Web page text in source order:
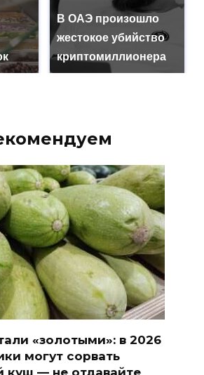
В ОАЭ произошло
жестокое убийство
криптомиллионера
«золотыми»: в 2026
могут сорвать
куш — не отдавайте